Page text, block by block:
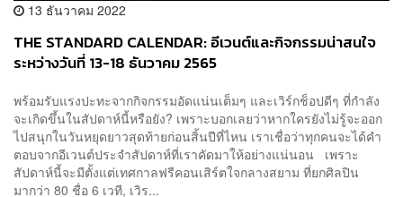
13 ธันวาคม 2022
THE STANDARD CALENDAR: อีเวนต์และกิจกรรมน่าสนใจ
ระหว่างวันที่ 13-18 ธันวาคม 2565
พร้อมรับแรงปะทะจากกิจกรรมอัดแน่นเต็มๆ และเวิร์กช็อปดีๆ ที่กำลัง
จะเกิดขึ้นในสัปดาห์นี้หรือยัง? เพราะบอกเลยว่าหากใครยังไม่รู้จะออก
ไปสนุกในวันหยุดยาวสุดท้ายก่อนสิ้นปีที่ไหน เราเชื่อว่าทุกคนจะได้คำ
ตอบจากอีเวนต์ประจำสัปดาห์ที่เราคัดมาให้อย่างแน่นอน เพราะ
สัปดาห์นี้จะมีตั้งแต่เทศกาลฟรีคอนเสิร์ตใจกลางสยาม ที่ยกศิลปิน
มากว่า 80 ชื่อ 6 เวที, เวิร...